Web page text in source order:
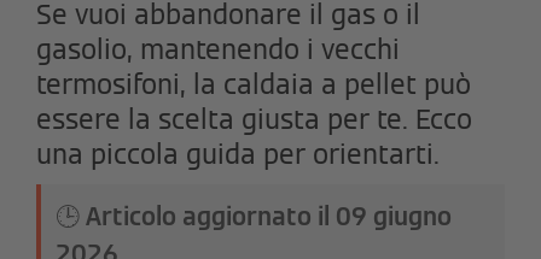
Se vuoi abbandonare il gas o il
gasolio, mantenendo i vecchi
termosifoni, la caldaia a pellet può
essere la scelta giusta per te. Ecco
una piccola guida per orientarti.
🕒Articolo aggiornato il 09 giugno